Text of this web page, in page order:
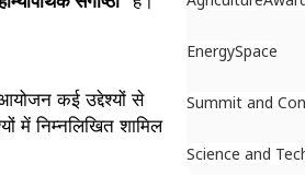
कई उद्देश्यों से
में निम्नलिखित शामिल
EnergySpace
Summit and
Science and